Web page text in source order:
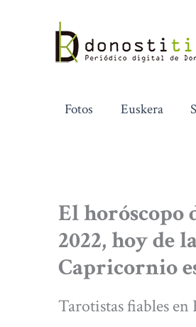
contenido
Fotos Euskera
El horóscopo
2022, hoy de
Capricornio
Tarotistas fiables en